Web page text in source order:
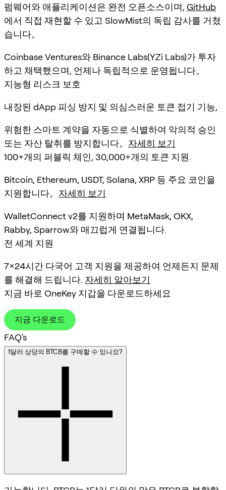
펌웨어와 애플리케이션은 완전 오픈소스이며, GitHub
에서 직접 재현할 수 있고 SlowMist의 독립 감사를 거쳤
습니다。
Coinbase Ventures와 Binance Labs(YZi Labs)가 투자
하고 채택했으며, 언제나 독립적으로 운영됩니다。
지능형 리스크 보호
내장된 dApp 피싱 방지 및 의심스러운 토큰 접기 기능,
위험한 스마트 계약을 자동으로 식별하여 악의적 승인
또는 자산 탈취를 방지합니다。 자세히 보기
100+개의 퍼블릭 체인, 30,000+개의 토큰 지원.
Bitcoin, Ethereum, USDT, Solana, XRP 등 주요 코인을
지원합니다。 자세히 보기
WalletConnect v2를 지원하며 MetaMask, OKX,
Rabby, Sparrow와 매끄럽게 연결됩니다.
전 세계 지원
7×24시간 다국어 고객 지원을 제공하여 언제든지 문제
를 해결해 드립니다. 자세히 알아보기
지금 바로 OneKey 지갑을 다운로드하세요
지금 다운로드
FAQ's
1달러 상당의 BTCB를 구매할 수 있나요?